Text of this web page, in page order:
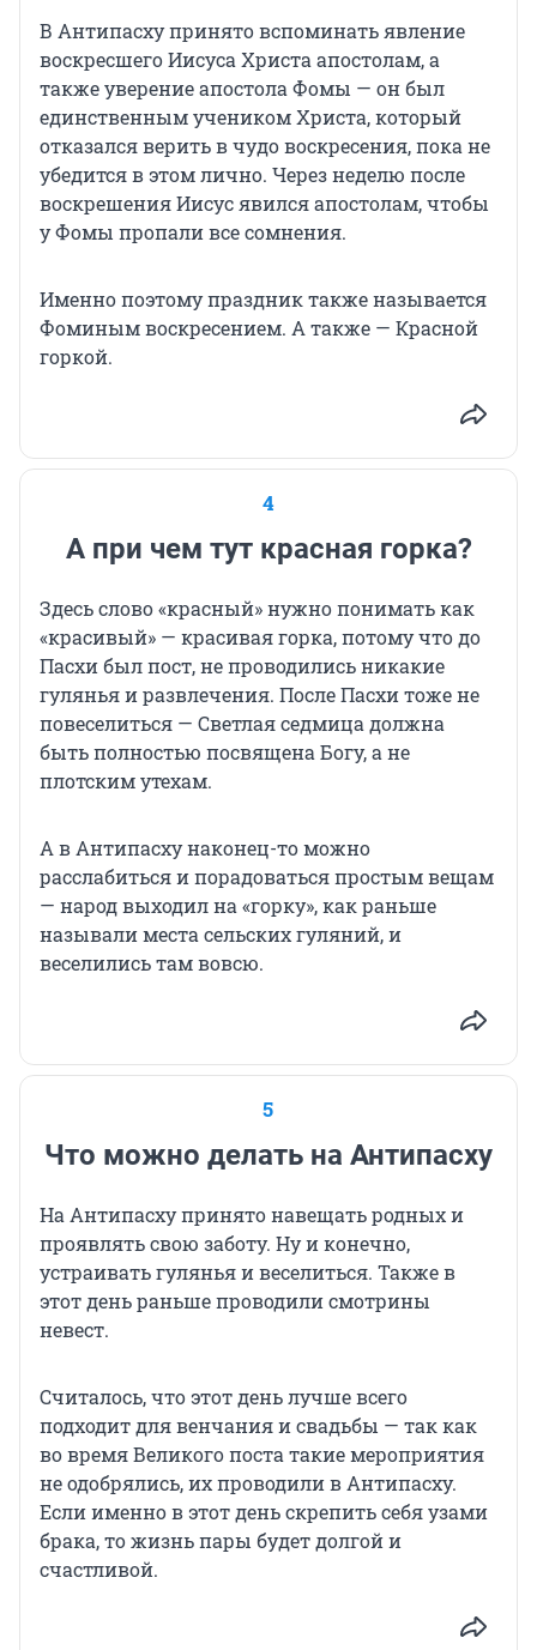
В Антипасху принято вспоминать явление
воскресшего Иисуса Христа апостолам, а
также уверение апостола Фомы — он был
единственным учеником Христа, который
отказался верить в чудо воскресения, пока не
убедится в этом лично. Через неделю после
воскрешения Иисус явился апостолам, чтобы
у Фомы пропали все сомнения.
Именно поэтому праздник также называется
Фоминым воскресением. А также — Красной
горкой.
4
А при чем тут красная горка?
Здесь слово «красный» нужно понимать как
«красивый» — красивая горка, потому что до
Пасхи был пост, не проводились никакие
гулянья и развлечения. После Пасхи тоже не
повеселиться — Светлая седмица должна
быть полностью посвящена Богу, а не
плотским утехам.
А в Антипасху наконец-то можно
расслабиться и порадоваться простым вещам
— народ выходил на «горку», как раньше
называли места сельских гуляний, и
веселились там вовсю.
5
Что можно делать на Антипасху
На Антипасху принято навещать родных и
проявлять свою заботу. Ну и конечно,
устраивать гулянья и веселиться. Также в
этот день раньше проводили смотрины
невест.
Считалось, что этот день лучше всего
подходит для венчания и свадьбы — так как
во время Великого поста такие мероприятия
не одобрялись, их проводили в Антипасху.
Если именно в этот день скрепить себя узами
брака, то жизнь пары будет долгой и
счастливой.